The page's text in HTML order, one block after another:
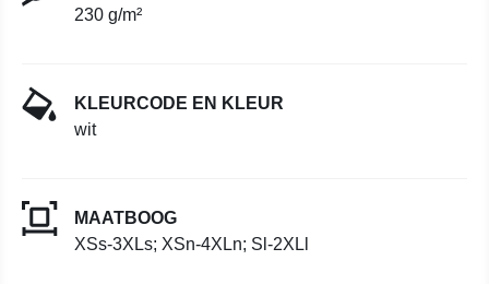
230 g/m²
KLEURCODE EN KLEUR
wit
MAATBOOG
XSs-3XLs; XSn-4XLn; Sl-2XLl